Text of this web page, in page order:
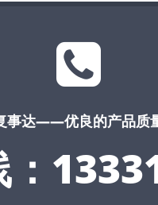
事达——优良的产品质
：